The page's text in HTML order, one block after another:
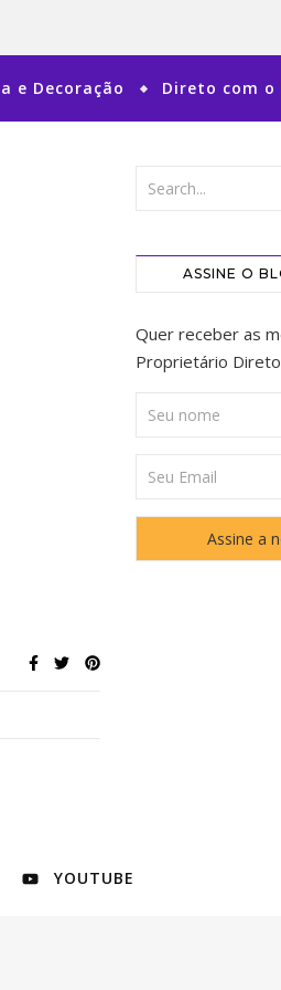
e Decoração Direto com
ASSINE O
Quer receber as
Proprietário
YOUTUBE